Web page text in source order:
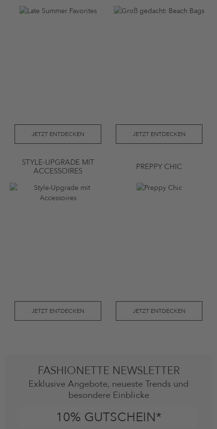
JETZT ENTDECKEN JETZT ENTDECKEN
STYLE-UPGRADE MIT
ACCESSOIRES
JETZT ENTDECKEN
PREPPY CHIC
JETZT ENTDECKEN
FASHIONETTE NEWSLETTER
Exklusive Angebote, neueste Trends und
besondere Einblicke
10% GUTSCHEIN*